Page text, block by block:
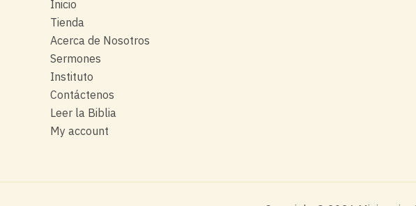
Inicio
Tienda
Acerca de Nosotros
Sermones
Instituto
Contáctenos
Leer la Biblia
My account